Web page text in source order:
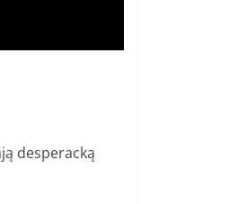
desperacką